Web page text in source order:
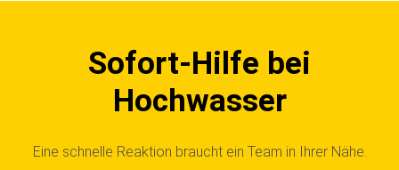
Sofort-Hilfe bei
Hochwasser
Eine schnelle Reaktion braucht ein Team in Ihrer Nähe.